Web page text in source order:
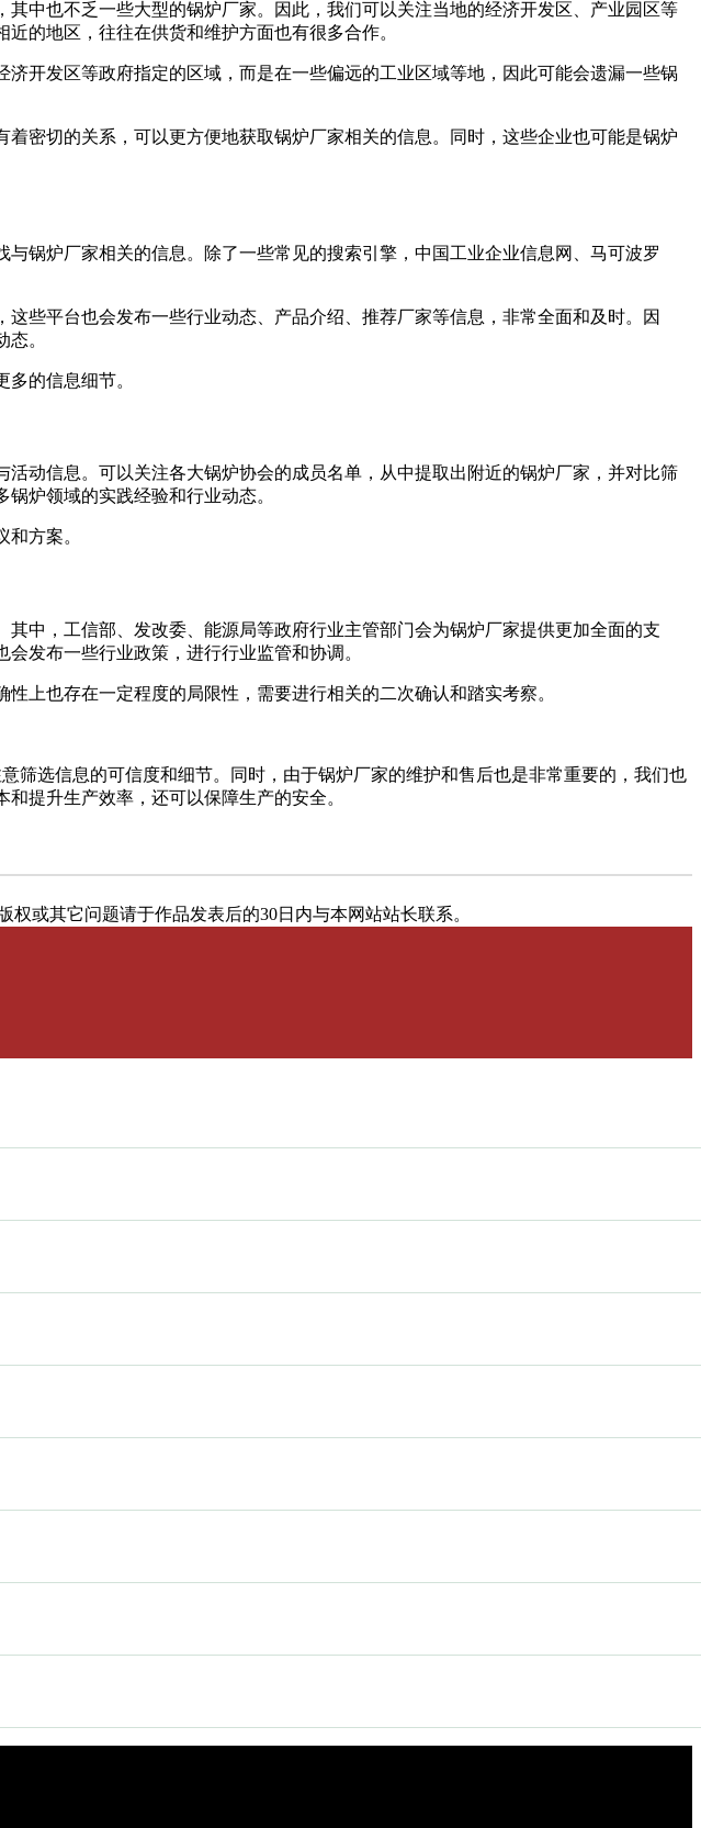
中也不乏一些大型的锅炉厂家。因此，我们可以关注当地的经济开发区、产业园区等
的地区，往往在供货和维护方面也有很多合作。
开发区等政府指定的区域，而是在一些偏远的工业区域等地，因此可能会遗漏一些锅
密切的关系，可以更方便地获取锅炉厂家相关的信息。同时，这些企业也可能是锅炉
锅炉厂家相关的信息。除了一些常见的搜索引擎，中国工业企业信息网、马可波罗
些平台也会发布一些行业动态、产品介绍、推荐厂家等信息，非常全面和及时。因
。
的信息细节。
动信息。可以关注各大锅炉协会的成员名单，从中提取出附近的锅炉厂家，并对比筛
炉领域的实践经验和行业动态。
方案。
中，工信部、发改委、能源局等政府行业主管部门会为锅炉厂家提供更加全面的支
发布一些行业政策，进行行业监管和协调。
上也存在一定程度的局限性，需要进行相关的二次确认和踏实考察。
筛选信息的可信度和细节。同时，由于锅炉厂家的维护和售后也是非常重要的，我们也
提升生产效率，还可以保障生产的安全。
或其它问题请于作品发表后的30日内与本网站站长联系。